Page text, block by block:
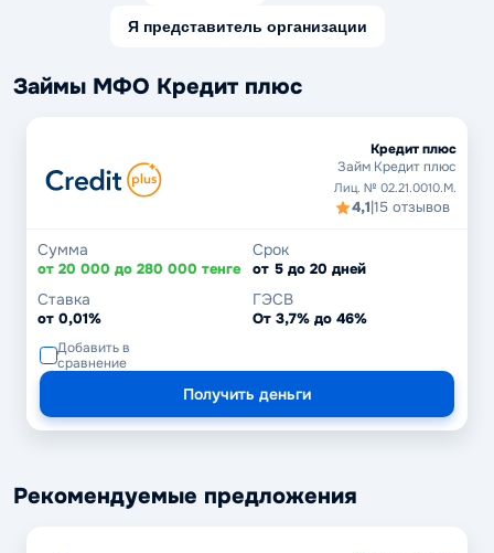
Я представитель организации
Займы МФО Кредит плюс
Кредит плюс
Займ Кредит плюс
Лиц. № 02.21.0010.M.
4,1|15 отзывов
Сумма
от 20 000 до 280 000 тенге
Срок
от 5 до 20 дней
Ставка
от 0,01%
ГЭСВ
От 3,7% до 46%
Добавить в
сравнение
Получить деньги
Рекомендуемые предложения